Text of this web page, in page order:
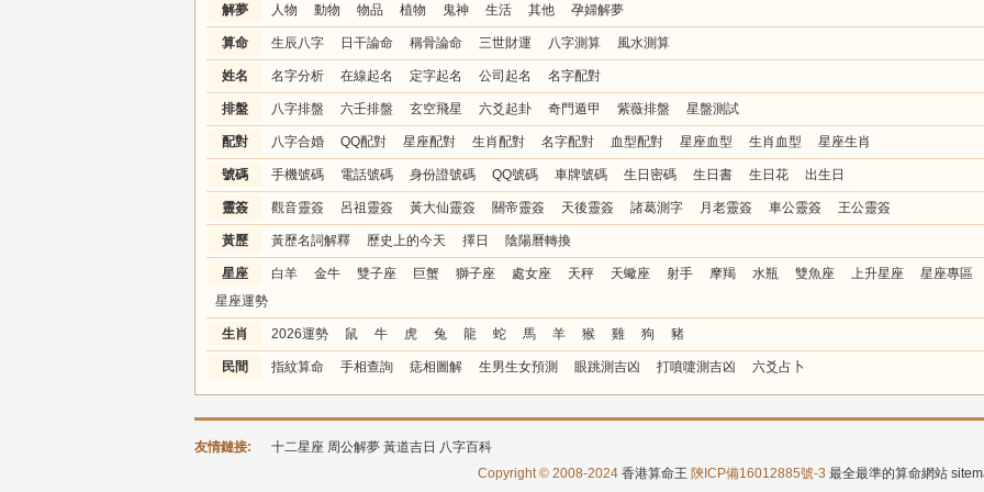
解夢 人物 動物 物品 植物 鬼神 生活 其他 孕婦解夢
算命 生辰八字 日干論命 稱骨論命 三世財運 八字測算 風水測算
姓名 名字分析 在線起名 定字起名 公司起名 名字配對
排盤 八字排盤 六壬排盤 玄空飛星 六爻起卦 奇門遁甲 紫薇排盤 星盤測試
配對 八字合婚 QQ配對 星座配對 生肖配對 名字配對 血型配對 星座血型 生肖血型 星座生肖
號碼 手機號碼 電話號碼 身份證號碼 QQ號碼 車牌號碼 生日密碼 生日書 生日花 出生日
靈簽 觀音靈簽 呂祖靈簽 黃大仙靈簽 關帝靈簽 天後靈簽 諸葛測字 月老靈簽 車公靈簽 王公靈簽
黃歷 黃歷名詞解釋 歷史上的今天 擇日 陰陽曆轉換
星座 白羊 金牛 雙子座 巨蟹 獅子座 處女座 天秤 天蠍座 射手 摩羯 水瓶 雙魚座 上升星座
星座專區
星座運勢
生肖 2026運勢 鼠 牛 虎 兔 龍 蛇 馬 羊 猴 雞 狗 豬
民間 指紋算命 手相查詢 痣相圖解 生男生女預測 眼跳測吉凶 打噴嚏測吉凶 六爻占卜
友情鏈接: 十二星座 周公解夢 黃道吉日 八字百科
Copyright © 2008-2024 香港算命王 陝ICP備16012885號-3 最全最準的算命網站